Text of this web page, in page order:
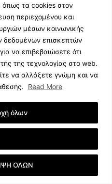
όπως τα cookies στον
περιεχομένου και
μέσων κοινωνικής
δεδομένων επισκεπτών
να επιβεβαιώσετε ότι
της τεχνολογίας στο web.
να αλλάξετε γνώμη και να
Read More
ΟΛΩΝ
όλων
Έτσι μας συστήθηκε
poker Χριστίνα Ορφανίδου.
πολύτεκνη οικογένεια
Μέσα στο σπίτι, αυτό